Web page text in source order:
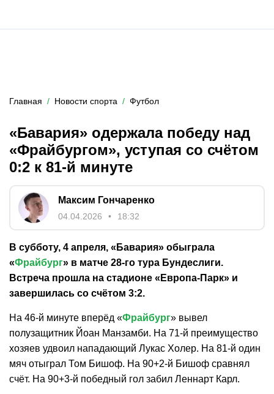
Главная Новости спорта Футбол
«Бавария» одержала победу над
«Фрайбургом», уступая со счётом
0:2 к 81-й минуте
Максим Гончаренко
04.04.2026 18:32
В субботу, 4 апреля, «Бавария» обыграла
«Фрайбург» в матче 28-го тура Бундеслиги.
Встреча прошла на стадионе «Европа-Парк» и
завершилась со счётом 3:2.
На 46-й минуте вперёд «Фрайбург» вывел
полузащитник Йоан Манзамби. На 71-й преимущество
хозяев удвоил нападающий Лукас Холер. На 81-й один
мяч отыграл Том Бишоф. На 90+2-й Бишоф сравнял
счёт. На 90+3-й победный гол забил Леннарт Карл.